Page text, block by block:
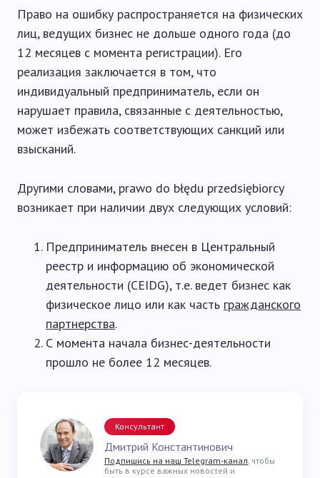
Право на ошибку распространяется на физических
лиц, ведущих бизнес не дольше одного года (до
12 месяцев с момента регистрации). Его
реализация заключается в том, что
индивидуальный предприниматель, если он
нарушает правила, связанные с деятельностью,
может избежать соответствующих санкций или
взысканий.
Другими словами, prawo do błędu przedsiębiorcy
возникает при наличии двух следующих условий:
Предприниматель внесен в Центральный
реестр и информацию об экономической
деятельности (CEIDG), т.е. ведет бизнес как
физическое лицо или как часть гражданского
партнерства.
С момента начала бизнес-деятельности
прошло не более 12 месяцев.
Консультант
Дмитрий Константинович
Подпишись на наш Telegram-канал, чтобы
быть в курсе важных новостей и